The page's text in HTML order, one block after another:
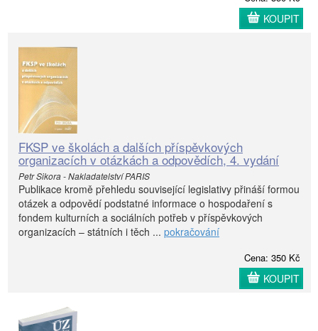
KOUPIT
FKSP ve školách a dalších příspěvkových
organizacích v otázkách a odpovědích, 4. vydání
Petr Sikora - Nakladatelství PARIS
Publikace kromě přehledu související legislativy přináší formou
otázek a odpovědí podstatné informace o hospodaření s
fondem kulturních a sociálních potřeb v příspěvkových
organizacích – státních i těch ... pokračování
Cena: 350 Kč
KOUPIT